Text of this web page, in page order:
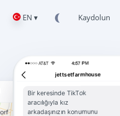
EN ▾ Kaydolun
jettsetfarmhouse
Bir keresinde TikTok
aracılığıyla kız
arkadaşınızın konumunu